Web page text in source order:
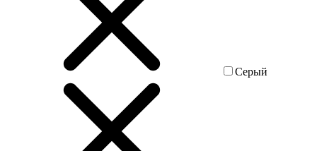
Серый